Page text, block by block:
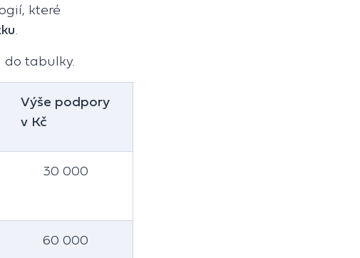
které
tabulky.
Výše podpory
v Kč
30 000
60 000